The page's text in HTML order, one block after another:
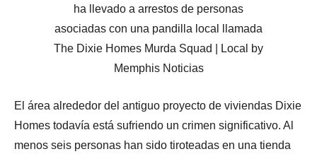
El área alrededor del antiguo proyecto de viviendas Dixie
Homes todavía está sufriendo un crimen significativo. Al
menos seis personas han sido tiroteadas en una tienda